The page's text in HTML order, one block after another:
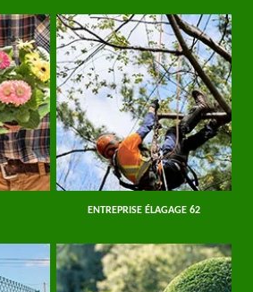
ENTREPRISE ÉLAGAGE 62